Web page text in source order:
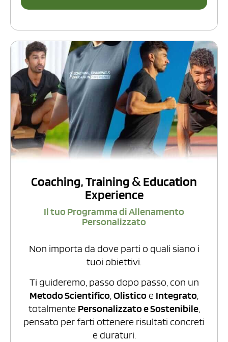
Coaching, Training & Education
Experience
Il tuo Programma di Allenamento
Personalizzato
Non importa da dove parti o quali siano i
tuoi obiettivi.
Ti guideremo, passo dopo passo, con un
Metodo Scientifico,Olistico e Integrato,
totalmente Personalizzato e Sostenibile,
pensato per farti ottenere risultati concreti
e duraturi.